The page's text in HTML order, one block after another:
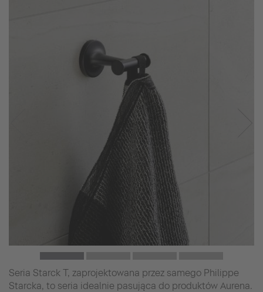
Seria Starck T, zaprojektowana przez samego Philippe
Starcka, to seria idealnie pasująca do produktów Aurena.